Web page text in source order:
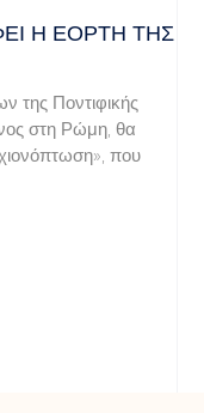
Η ΕΟΡΤΉ ΤΗΣ
της Ποντιφικής
στη Ρώμη, θα
που